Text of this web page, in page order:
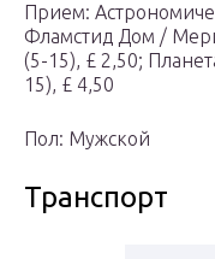
Прием:
Фламстид Дом /
(5-15), £ 2,50;
15), £ 4,50
Пол: Мужской
Транспорт